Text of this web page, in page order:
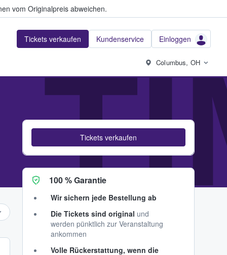
vom Originalpreis abweichen.
Tickets verkaufen Kundenservice Einloggen
Columbus, OH
Tickets verkaufen
100 % Garantie
Wir sichern jede Bestellung ab
Die Tickets sind original und
werden pünktlich zur Veranstaltung
ankommen
Volle Rückerstattung, wenn die